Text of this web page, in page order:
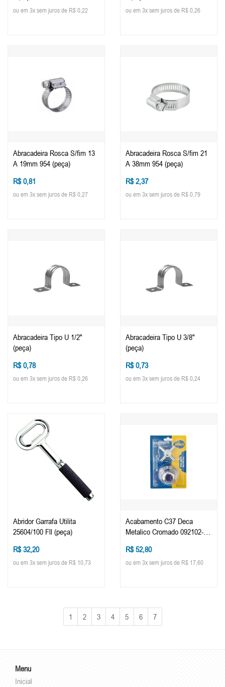
ou em 3x sem juros de R$ 0,22 ou em 3x sem juros de R$ 0,26
Abracadeira Rosca S/fim 13
A 19mm 954 (peça)
R$ 0,81
ou em 3x sem juros de R$ 0,27
Abracadeira Rosca S/fim 21
A 38mm 954 (peça)
R$ 2,37
ou em 3x sem juros de R$ 0,79
Abracadeira Tipo U 1/2"
(peça)
R$ 0,78
ou em 3x sem juros de R$ 0,26
Abracadeira Tipo U 3/8"
(peça)
R$ 0,73
ou em 3x sem juros de R$ 0,24
Abridor Garrafa Utilita
25604/100 Fll (peça)
R$ 32,20
ou em 3x sem juros de R$ 10,73
Acabamento C37 Deca
Metalico Cromado 092102-21
R$ 52,80
ou em 3x sem juros de R$ 17,60
1 2 3 4 5 6 7
Menu
Inicial